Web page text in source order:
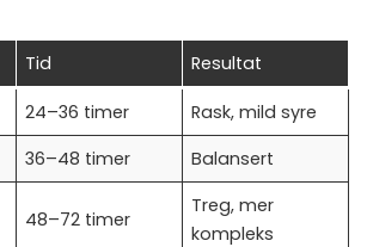
Tid Resultat
24–36 timer
Rask, mild syre
36–48 timer
Balansert
48–72 timer
Treg, mer
kompleks